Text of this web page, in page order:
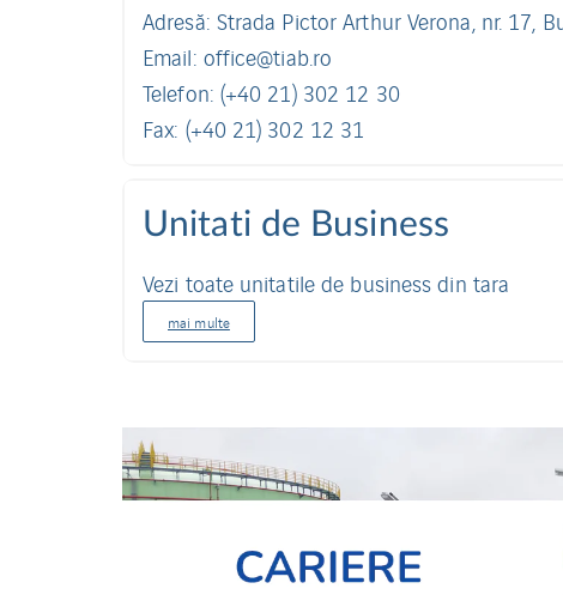
Adresă: Strada Pictor Arthur Verona, nr. 17,
Email: office@tiab.ro
Telefon: (+40 21) 302 12 30
Fax: (+40 21) 302 12 31
Unitati de Business
Vezi toate unitatile de business din tara
mai multe